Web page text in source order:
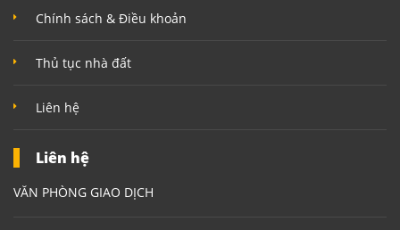
Chính sách & Điều khoản
Thủ tục nhà đất
Liên hệ
Liên hệ
VĂN PHÒNG GIAO DỊCH